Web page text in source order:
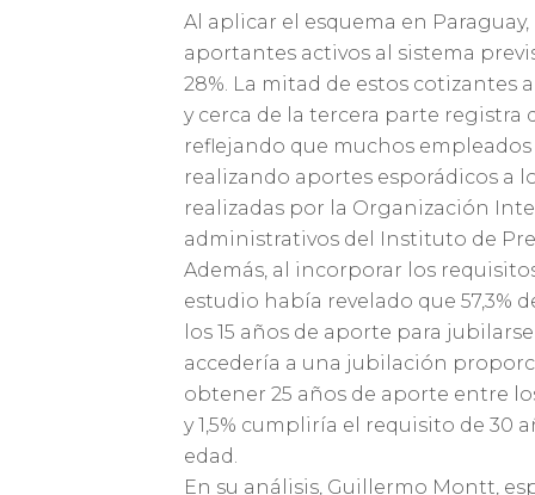
Al aplicar el esquema en
aportantes activos al sistema
28%. La mitad de estos
y cerca de la tercera parte registra
reflejando que muchos
realizando aportes esporádicos a
realizadas por la Organización
administrativos del Instituto de
Además, al incorporar los
estudio había revelado que 57,3%
los 15 años de aporte para
accedería a una jubilación
obtener 25 años de aporte entre
y 1,5% cumpliría el requisito de 30
edad.
En su análisis, Guillermo Montt,